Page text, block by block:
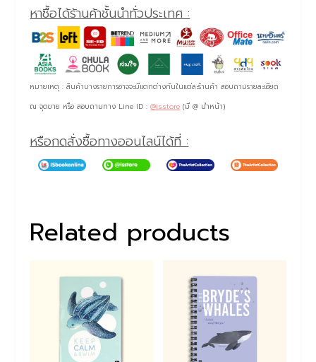
หาซื้อได้ร้านค้าชั้นนำทั่วประเทศ :
หมายเหตุ : สินค้าบางรายการอาจจะมีแตกต่างกันในแต่ละร้านค้า สอบถามรายละเอียด
ณ จุดขาย หรือ สอบถามทาง Line ID :@isstore (มี @ นำหน้า)
หรือกดสั่งซื้อทางออนไลน์ได้ที่ :
Related products